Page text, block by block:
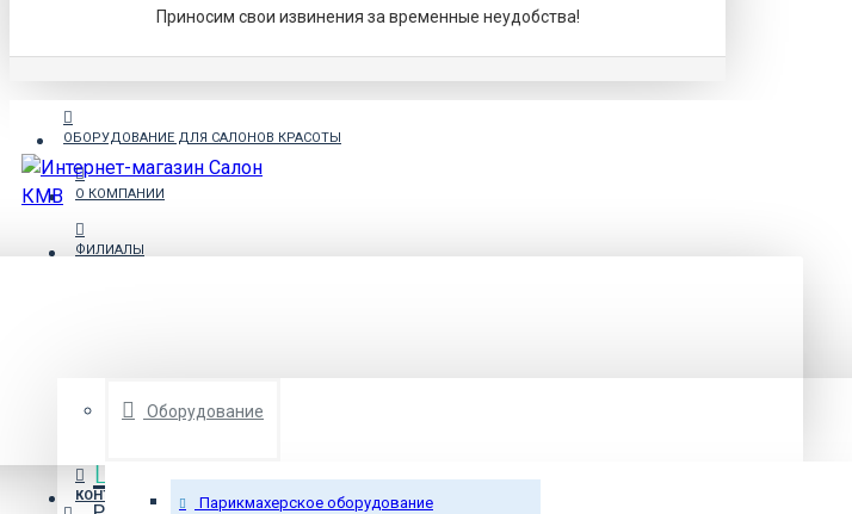
Приносим свои извинения за временные неудобства!
ОБОРУДОВАНИЕ ДЛЯ САЛОНОВ КРАСОТЫ
О КОМПАНИИ
ФИЛИАЛЫ
Бесплатная Доставка
Оборудование
Парикмахерское оборудование
КОНТАКТЫ